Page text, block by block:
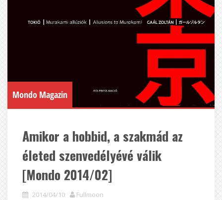
Mondo Magazin
Amikor a hobbid, a szakmád az
életed szenvedélyévé válik
[Mondo 2014/02]
2014/04/10 Fullmoon